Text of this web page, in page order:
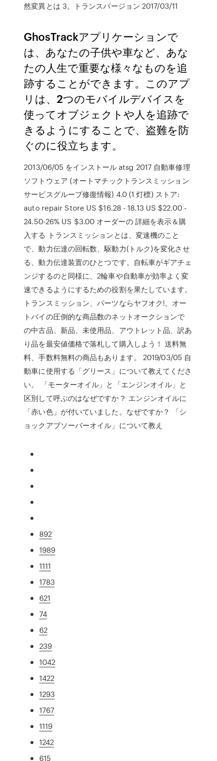
然変異とは 3。トランスバージョン 2017/03/11
GhosTrackアプリケーションで
は、あなたの子供や車など、あな
たの人生で重要な様々なものを追
跡することができます。このアプ
リは、2つのモバイルデバイスを
使ってオブジェクトや人を追跡で
きるようにすることで、盗難を防
ぐのに役立ちます。
2013/06/05 をインストール atsg 2017 自動車修理
ソフトウェア (オートマチックトランスミッション
サービスグループ修復情報) 4.0 (1 灯標) ストア:
auto repair Store US $16.28 - 18.13 US $22.00 -
24.50-26% US $3.00 オーダーの 詳細を表示＆購
入する トランスミッションとは、変速機のこと
で、動力伝達の回転数、駆動力(トルク)を変化させ
る、動力伝達装置のひとつです。自転車がギアチェ
ンジするのと同様に、2輪車や自動車が効率よく変
速できるようにするための役割を果たしています。
トランスミッション、パーツならヤフオク!。オー
トバイの圧倒的な商品数のネットオークションで
の中古品、新品、未使用品、アウトレット品、訳あ
り品を最安値価格で落札して購入しよう！ 送料無
料、手数料無料の商品もあります。 2019/03/05 自
動車に使用する「グリース」について教えてくださ
い。 「モーターオイル」と「エンジンオイル」と
区別して呼ぶのはなぜですか？ エンジンオイルに
「赤い色」が付いていました。なぜですか？ 「シ
ョックアブソーバーオイル」について教え
892
1989
1111
1783
621
74
62
239
1042
1422
1293
1767
1119
1242
615